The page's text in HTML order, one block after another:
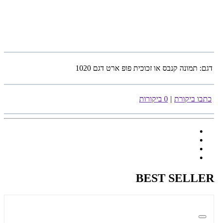
דגם: תמונה קנבס או זכוכית פופ ארט דגם 1020
כתבו ביקורת | 0 ביקורות
BEST SELLER